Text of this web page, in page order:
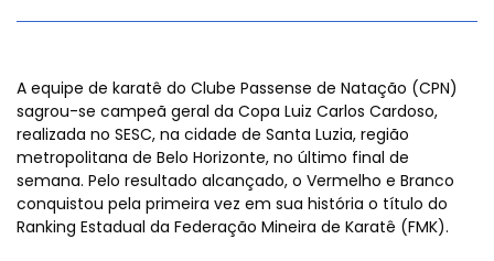
A equipe de karatê do Clube Passense de Natação (CPN)
sagrou-se campeã geral da Copa Luiz Carlos Cardoso,
realizada no SESC, na cidade de Santa Luzia, região
metropolitana de Belo Horizonte, no último final de
semana. Pelo resultado alcançado, o Vermelho e Branco
conquistou pela primeira vez em sua história o título do
Ranking Estadual da Federação Mineira de Karatê (FMK).